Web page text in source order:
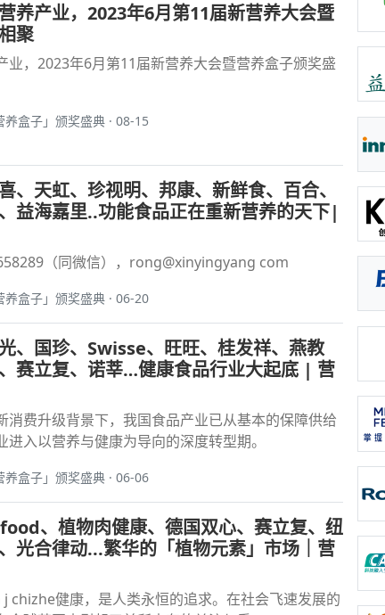
养产业，2023年6月第11届新营养大会暨
聚
业，2023年6月第11届新营养大会暨营养盒子颁奖盛
盒子」颁奖盛典 · 08-15
、天虹、珍视明、邦康、新鲜食、百合、
益海嘉里..功能食品正在重新营养的天下|
（同微信），rong@xinyingyang com
盒子」颁奖盛典 · 06-20
、国珍、Swisse、旺旺、桂发祥、燕教
赛立复、诺莘…健康食品行业大起底 | 营
消费升级背景下，我国食品产业已从基本的保障供给
入以营养与健康为导向的深度转型期。
盒子」颁奖盛典 · 06-06
、植物肉健康、德国双心、赛立复、纽
光合律动...繁华的「植物元素」市场｜营
健康，是人类永恒的追求。在社会飞速发展的